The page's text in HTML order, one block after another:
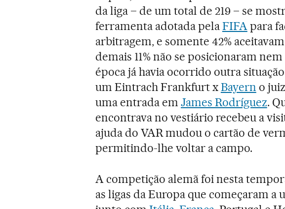
da liga – de um total de 219 – se
ferramenta adotada pelaFIFApara
arbitragem, e somente 42%
demais 11% não se posicionaram
época já havia ocorrido outra
um Eintrach Frankfurt xBayern o
uma entrada emJames Rodríguez.
encontrava no vestiário recebeu a
ajuda do VAR mudou o cartão de
permitindo-lhe voltar a campo.
A competição alemã foi nesta
as ligas da Europa que começaram a